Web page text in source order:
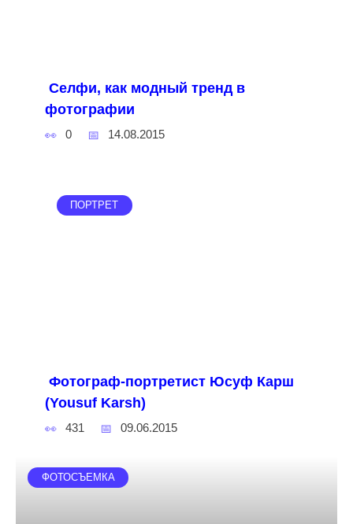
Селфи, как модный тренд в
фотографии
0 14.08.2015
ПОРТРЕТ
Фотограф-портретист Юсуф Карш
(Yousuf Karsh)
431 09.06.2015
ФОТОСЪЕМКА